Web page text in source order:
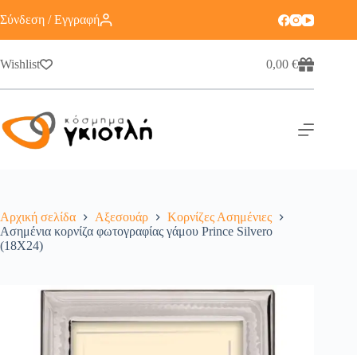
Σύνδεση / Εγγραφή
Wishlist 0,00€
Αρχική σελίδα Αξεσουάρ
Κορνίζες Ασημένιες
Ασημένια κορνίζα φωτογραφίας γάμου Prince Silvero
(18X24)